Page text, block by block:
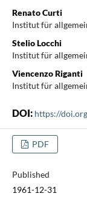
Renato Curti
Institut für
Stelio Locchi
Institut für
Viencenzo Riganti
Institut für
DOI: https://
PDF
Published
1961-12-31